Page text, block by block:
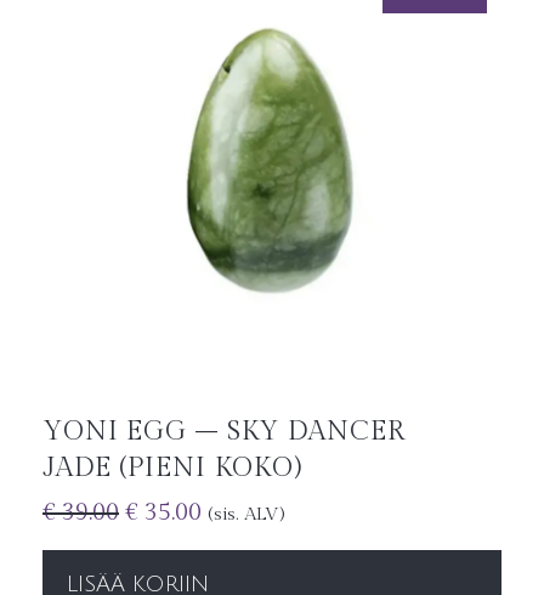
YONI EGG – SKY DANCER
JADE (PIENI KOKO)
€39.00 € 35.00 (sis. ALV)
LISÄÄ KORIIN